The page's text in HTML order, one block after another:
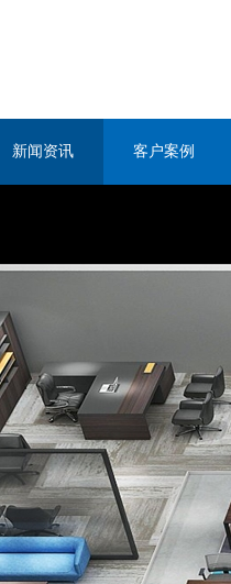
新闻资讯 客户案例